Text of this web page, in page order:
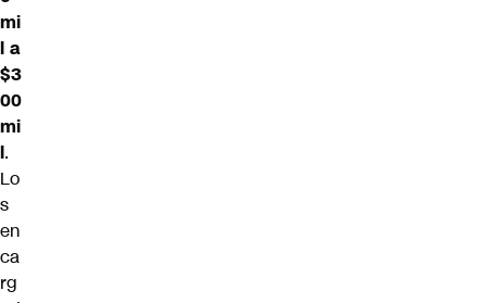
mi
l a
$3
00
mi
l.
Lo
s
en
ca
rg